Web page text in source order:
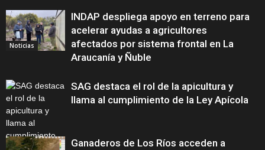
Noticias
INDAP despliega apoyo en terreno para
acelerar ayudas a agricultores
afectados por sistema frontal en La
Araucanía y Ñuble
SAG destaca el rol de la apicultura y
llama al cumplimiento de la Ley Apícola
Ganaderos de Los Ríos acceden a